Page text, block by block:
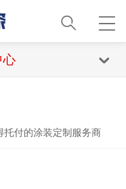
心
托付的涂装定制服务商